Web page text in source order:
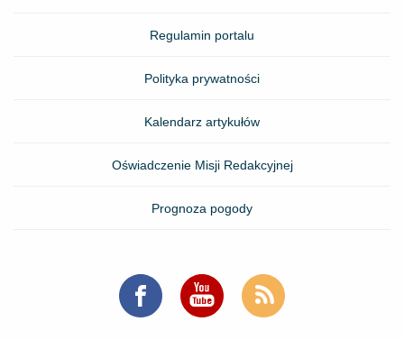
Regulamin portalu
Polityka prywatności
Kalendarz artykułów
Oświadczenie Misji Redakcyjnej
Prognoza pogody